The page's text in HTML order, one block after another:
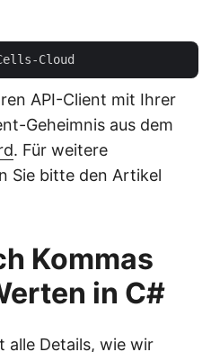
API-Client mit Ihrer
Geheimnis aus dem
. Für weitere
Sie bitte den Artikel
Kommas
in C#
alle Details, wie wir